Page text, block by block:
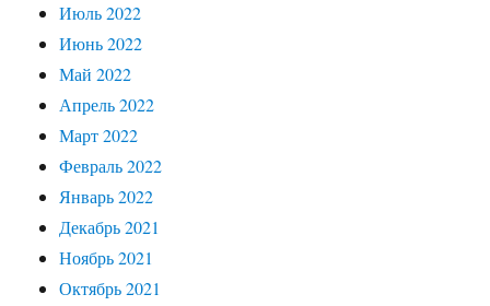
Июль 2022
Июнь 2022
Май 2022
Апрель 2022
Март 2022
Февраль 2022
Январь 2022
Декабрь 2021
Ноябрь 2021
Октябрь 2021